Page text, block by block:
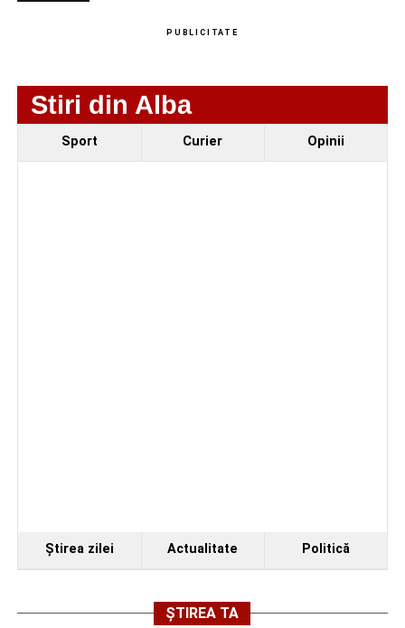
Ultimele știri din Sebeș
PUBLICITATE
Stiri din Alba
Sport Curier Opinii
Ştirea zilei Actualitate Politică
ȘTIREA TA